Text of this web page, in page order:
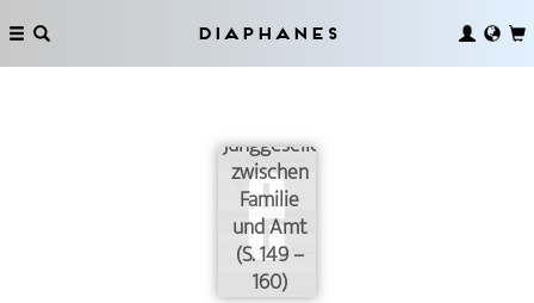
Diaphanes
Junggeselle
zwischen
Familie
und Amt
(S. 149 –
160)